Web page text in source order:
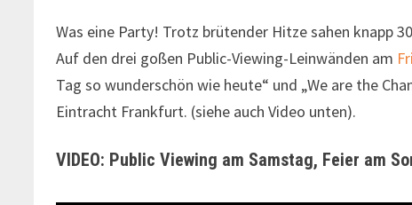
Was eine Party! Trotz brütender Hitze sahen knapp
Auf den drei goßen Public-Viewing-Leinwänden am
Tag so wunderschön wie heute“ und „We are the
Eintracht Frankfurt. (siehe auch Video unten).
VIDEO: Public Viewing am Samstag, Feier am